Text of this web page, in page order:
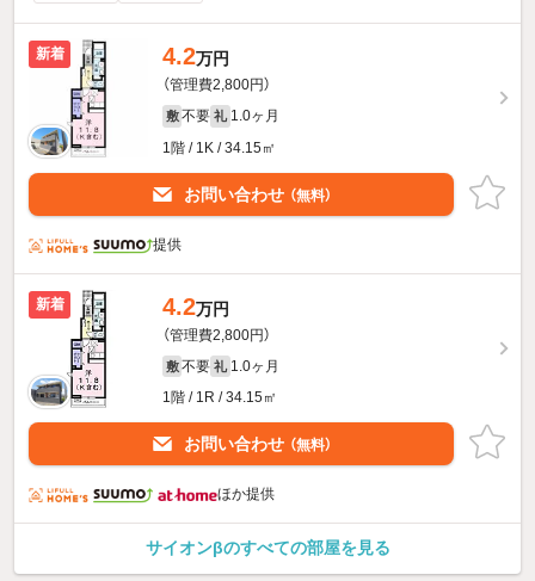
新着 4.2万円
（管理費2,800円）
敷 不要 礼 1.0ヶ月
1階 / 1K / 34.15㎡
お問い合わせ （無料）
提供
新着 4.2万円
（管理費2,800円）
敷 不要 礼 1.0ヶ月
1階 / 1R / 34.15㎡
お問い合わせ （無料）
ほか提供
サイオンβのすべての部屋を見る